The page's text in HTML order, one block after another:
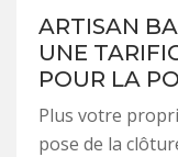
ARTISAN
UNE
POUR LA
Plus votre
pose de la